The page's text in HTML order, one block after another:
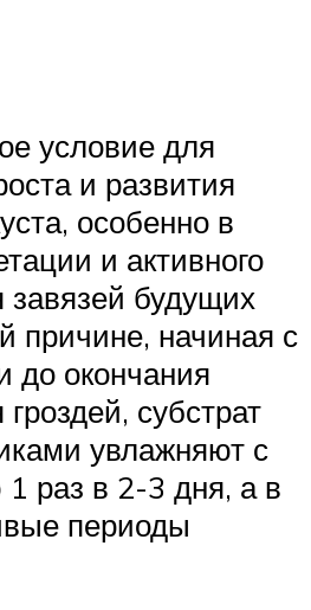
условие для
и развития
особенно в
и активного
будущих
причине, начиная с
до окончания
субстрат
увлажняют с
1 раз в 2-3 дня, а в
периоды